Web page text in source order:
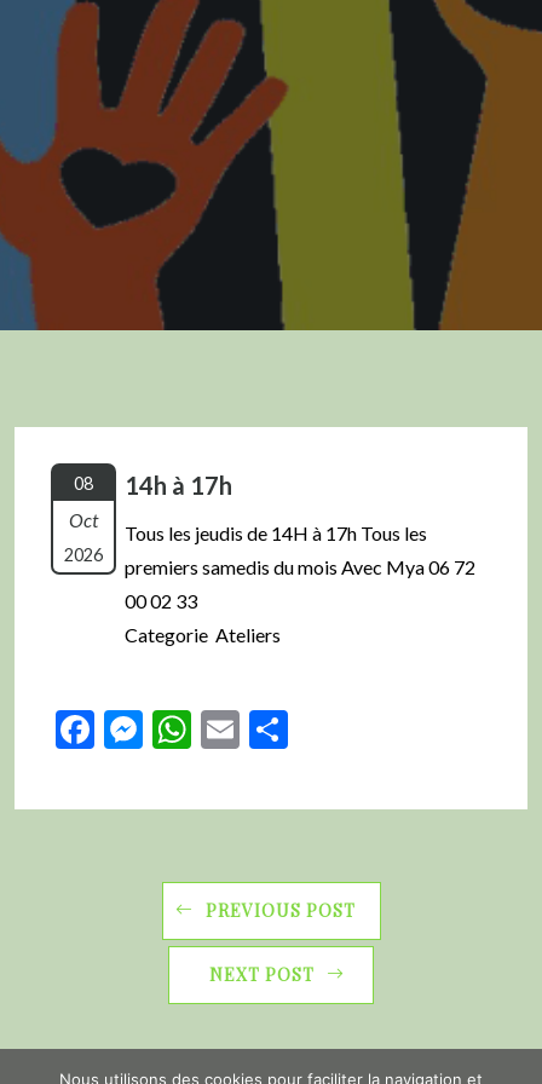
08
Oct
2026
14h à 17h
Tous les jeudis de 14H à 17h Tous les
premiers samedis du mois Avec Mya 06 72
00 02 33
Categorie Ateliers
Facebook
Messenger
WhatsApp
Email
PREVIOUS POST
NEXT POST
Nous utilisons des cookies pour faciliter la navigation et